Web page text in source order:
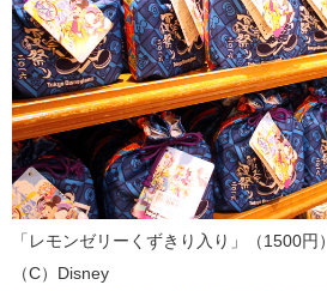
「レモンゼリーくずきり入り」（1500円）
（C）Disney